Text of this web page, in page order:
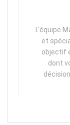
L'équipe
et
objectif
dont